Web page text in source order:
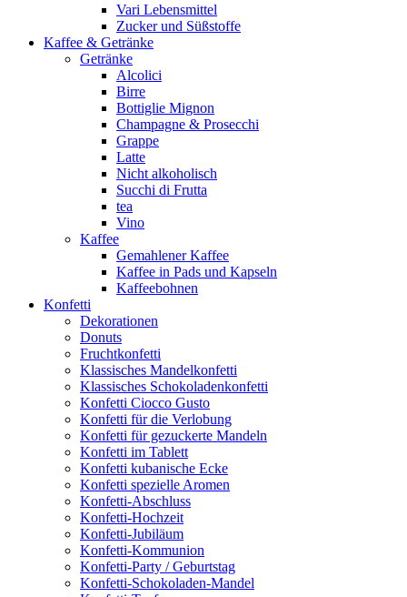
Vari Lebensmittel
Zucker und Süßstoffe
Kaffee & Getränke
Getränke
Alcolici
Birre
Bottiglie Mignon
Champagne & Prosecchi
Grappe
Latte
Nicht alkoholisch
Succhi di Frutta
tea
Vino
Kaffee
Gemahlener Kaffee
Kaffee in Pads und Kapseln
Kaffeebohnen
Konfetti
Dekorationen
Donuts
Fruchtkonfetti
Klassisches Mandelkonfetti
Klassisches Schokoladenkonfetti
Konfetti Ciocco Gusto
Konfetti für die Verlobung
Konfetti für gezuckerte Mandeln
Konfetti im Tablett
Konfetti kubanische Ecke
Konfetti spezielle Aromen
Konfetti-Abschluss
Konfetti-Hochzeit
Konfetti-Jubiläum
Konfetti-Kommunion
Konfetti-Party / Geburtstag
Konfetti-Schokoladen-Mandel